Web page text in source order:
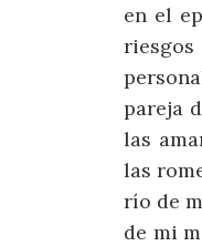
en el
pareja
las
las
río de
de mi